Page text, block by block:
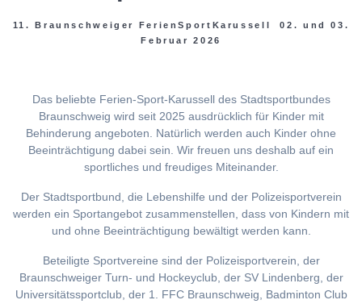
11. Braunschweiger FerienSportKarussell 02. und 03.
Februar 2026
Das beliebte Ferien-Sport-Karussell des Stadtsportbundes
Braunschweig wird seit 2025 ausdrücklich für Kinder mit
Behinderung angeboten. Natürlich werden auch Kinder ohne
Beeinträchtigung dabei sein. Wir freuen uns deshalb auf ein
sportliches und freudiges Miteinander.
Der Stadtsportbund, die Lebenshilfe und der Polizeisportverein
werden ein Sportangebot zusammenstellen, dass von Kindern mit
und ohne Beeinträchtigung bewältigt werden kann.
Beteiligte Sportvereine sind der Polizeisportverein, der
Braunschweiger Turn- und Hockeyclub, der SV Lindenberg, der
Universitätssportclub, der 1. FFC Braunschweig, Badminton Club